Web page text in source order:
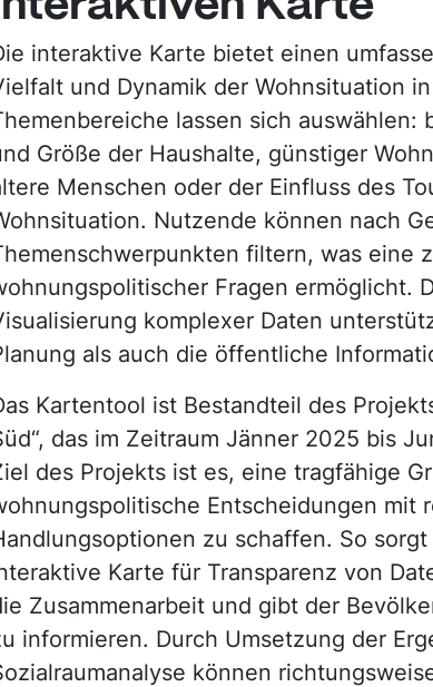
interaktive Karte bietet einen
und Dynamik der Wohnsituation
lassen sich auswählen:
Größe der Haushalte, günstiger
Menschen oder der Einfluss des
Nutzende können nach
filtern, was eine
Fragen ermöglicht.
komplexer Daten
als auch die öffentliche
Kartentool ist Bestandteil des
das im Zeitraum Jänner 2025 bis
des Projekts ist es, eine tragfähige
Entscheidungen mit
zu schaffen. So
Karte für Transparenz von
Zusammenarbeit und gibt der
informieren. Durch Umsetzung der
können